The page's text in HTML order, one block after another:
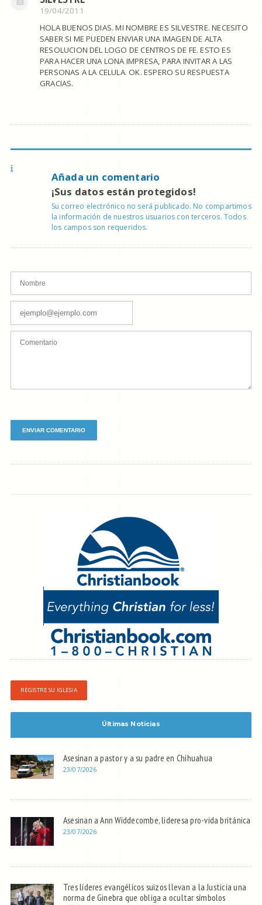
19/04/2011
HOLA BUENOS DIAS. MI NOMBRE ES SILVESTRE. NECESITO
SABER SI ME PUEDEN ENVIAR UNA IMAGEN DE ALTA
RESOLUCION DEL LOGO DE CENTROS DE FE. ESTO ES
PARA HACER UNA LONA IMPRESA, PARA INVITAR A LAS
PERSONAS A LA CELULA. OK. ESPERO SU RESPUESTA
GRACIAS.
Añada un comentario
¡Sus datos están protegidos!
Su correo electrónico no será publicado. No compartimos
la información de nuestros usuarios con terceros. Todos
los campos son requeridos.
REGISTRE SU IGLESIA
Últimas Noticias
Asesinan a pastor y a su padre en Chihuahua
23/07/2026
Asesinan a Ann Widdecombe, lideresa pro-vida británica
23/07/2026
Tres líderes evangélicos suizos llevan a la Justicia una
norma de Ginebra que obliga a ocultar símbolos